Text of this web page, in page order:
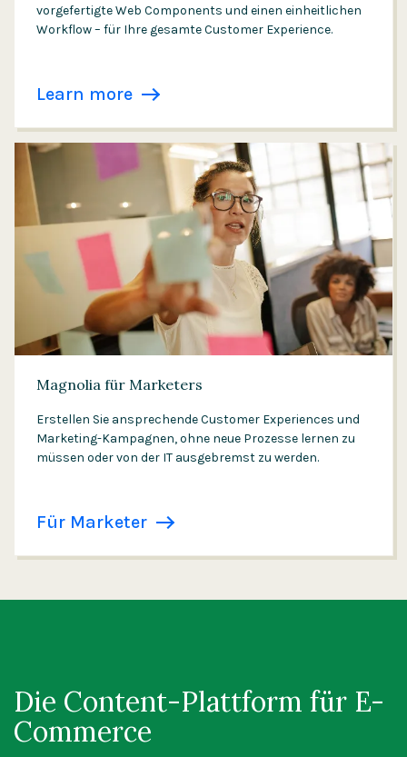
vorgefertigte Web Components und einen einheitlichen
Workflow – für Ihre gesamte Customer Experience.
Learn more
Magnolia für Marketers
Erstellen Sie ansprechende Customer Experiences und
Marketing-Kampagnen, ohne neue Prozesse lernen zu
müssen oder von der IT ausgebremst zu werden.
Für Marketer
Die Content-Plattform für E-
Commerce